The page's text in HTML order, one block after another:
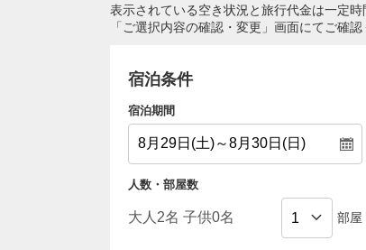
表示されている空き状況と旅行代金は一定
「ご選択内容の確認・変更」画面にてご確認
宿泊条件
宿泊期間
人数・部屋数
部屋